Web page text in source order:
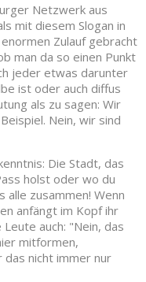
Netzwerk aus
mit diesem Slogan in
Zulauf gebracht
man da so einen Punkt
jeder etwas darunter
ist oder auch diffus
als zu sagen: Wir
Nein, wir sind
Die Stadt, das
holst oder wo du
alle zusammen! Wenn
anfängt im Kopf ihr
auch: "Nein, das
mitformen,
nicht immer nur